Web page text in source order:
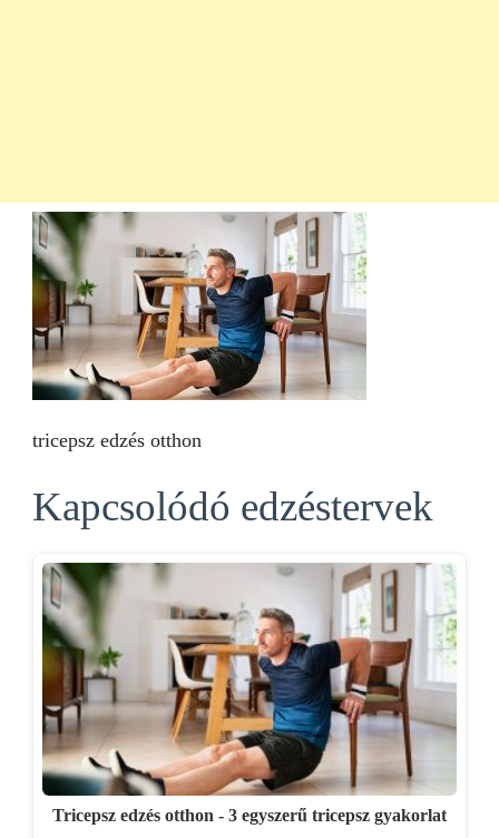
tricepsz edzés otthon
Kapcsolódó edzéstervek
Tricepsz edzés otthon - 3 egyszerű tricepsz gyakorlat